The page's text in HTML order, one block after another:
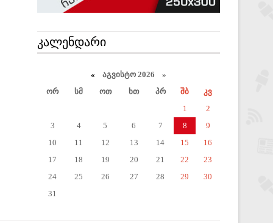
ᲙᲐᲚᲔᲜᲓᲐᲠᲘ
« აგვისტო 2026 »
ორ
სმ ოთ ხთ პრ შბ
კვ
1
2
3
4 5 6 7 8
9
10
11 12 13 14 15
16
17
18 19 20 21 22
23
24
25 26 27 28 29
30
31